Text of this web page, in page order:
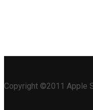
Copyright ©2011 Apple